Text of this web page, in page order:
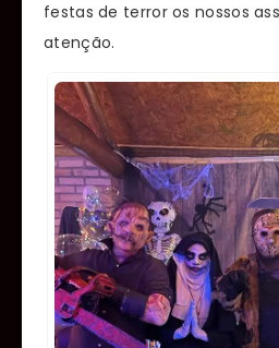
festas de terror os nossos
atenção.